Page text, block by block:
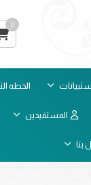
0
الخطه
المستفيدين
بنا